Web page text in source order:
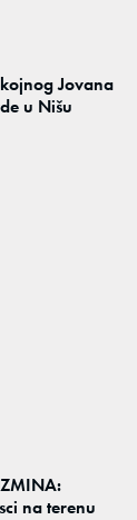
Jovana
u Nišu
na terenu